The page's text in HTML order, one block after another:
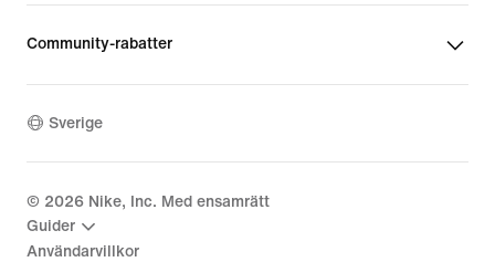
Community-rabatter
Sverige
© 2026 Nike, Inc. Med ensamrätt
Guider
Användarvillkor